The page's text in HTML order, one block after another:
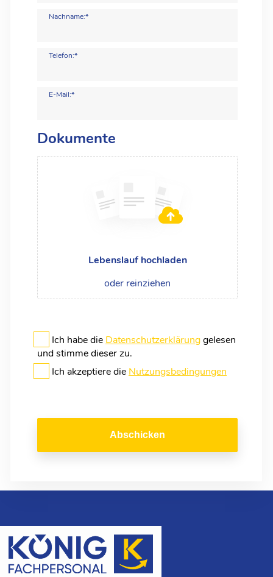
Nachname:*
Telefon:*
E-Mail:*
Dokumente
Lebenslauf hochladen
oder reinziehen
Ich habe die Datenschutzerklärunggelesen
und stimme dieser zu.
Ich akzeptiere die Nutzungsbedingungen
Abschicken